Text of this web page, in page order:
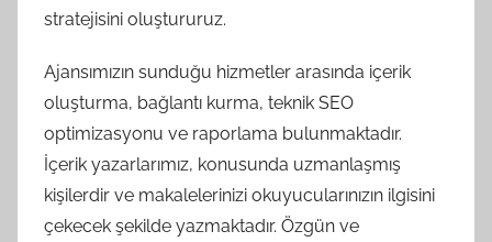
stratejisini oluştururuz.
Ajansımızın sunduğu hizmetler arasında içerik
oluşturma, bağlantı kurma, teknik SEO
optimizasyonu ve raporlama bulunmaktadır.
İçerik yazarlarımız, konusunda uzmanlaşmış
kişilerdir ve makalelerinizi okuyucularınızın ilgisini
çekecek şekilde yazmaktadır. Özgün ve